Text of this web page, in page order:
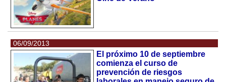
06/09/2013
El próximo 10 de septiembre
comienza el curso de
prevención de riesgos